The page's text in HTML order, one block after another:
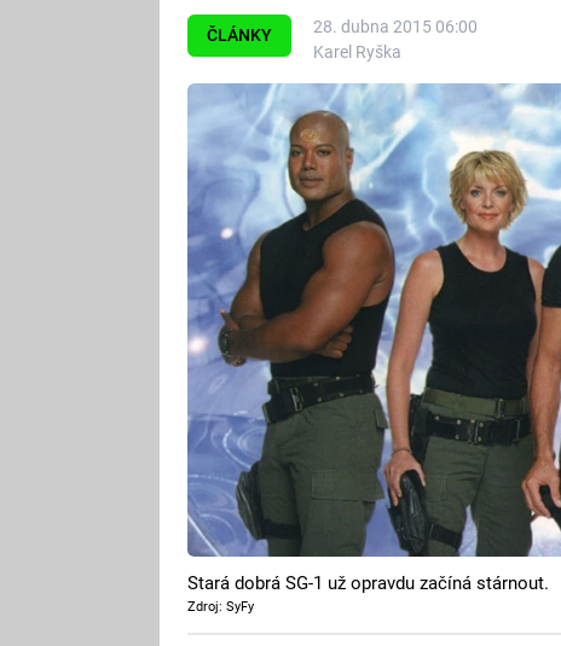
ČLÁNKY
28. dubna 2015 06:00
Karel Ryška
Stará dobrá SG-1 už opravdu začíná stárnout.
Zdroj: SyFy